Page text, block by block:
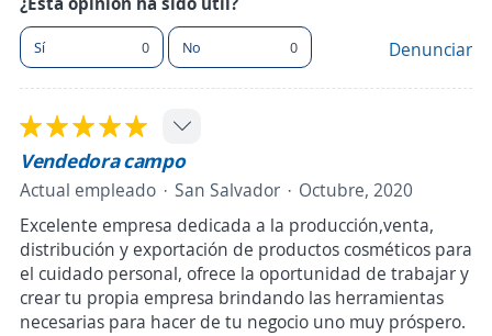
Sí 0 No 0 Denunciar
Vendedora campo
Actual empleado San Salvador
Octubre, 2020
Excelente empresa dedicada a la producción,venta,
distribución y exportación de productos cosméticos para
el cuidado personal, ofrece la oportunidad de trabajar y
crear tu propia empresa brindando las herramientas
necesarias para hacer de tu negocio uno muy próspero.